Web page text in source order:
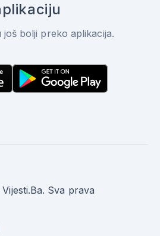
još bolji preko aplikacija.
Sva prava